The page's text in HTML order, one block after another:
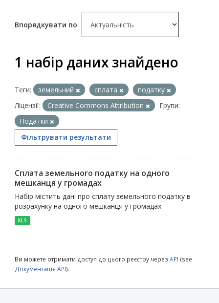
Впорядкувати по
1 набір даних знайдено
Теги: земельний сплата
податку
Ліцензії:
Creative Commons Attribution
Групи:
Податки
Фільтрувати результати
Сплата земельного податку на одного
мешканця у громадах
Набір містить дані про сплату земельного податку в
розрахунку на одного мешканця у громадах
XLS
Ви можете отримати доступ до цього реєстру через API (see
Документація API).